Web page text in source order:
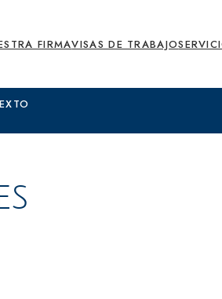
FIRMAVISAS DE TRABAJO